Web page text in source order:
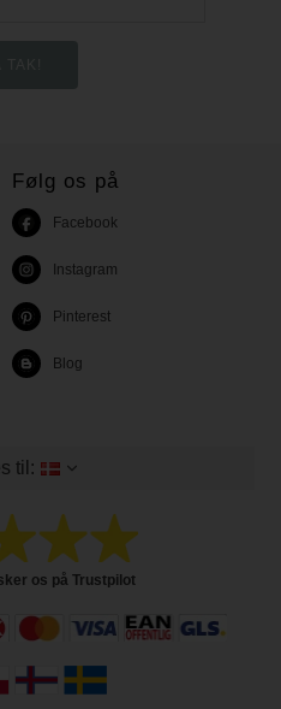
Følg os på
Facebook
Instagram
Pinterest
Blog
til:
os på Trustpilot